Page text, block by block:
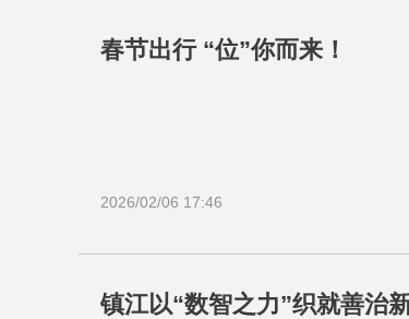
春节出行 “位”你而来！
2026/02/06 17:46
镇江以“数智之力”织就善治